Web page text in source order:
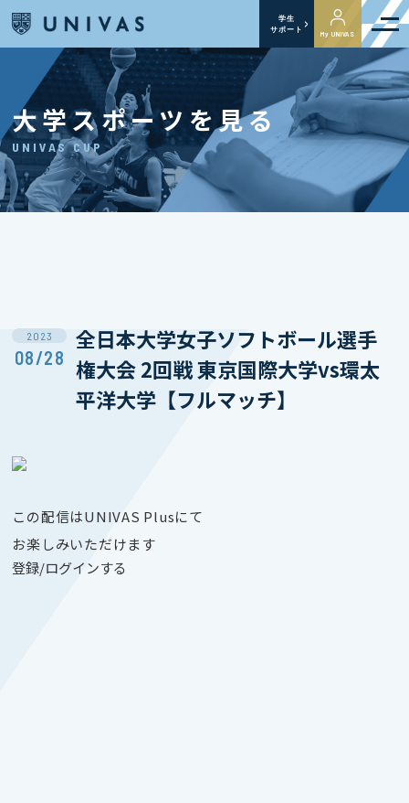
学生
サポート
My UNIVAS
大学スポーツを見る
UNIVAS CUP
2023
08/28
全日本大学女子ソフトボール選手
権大会 2回戦 東京国際大学vs環太
平洋大学【フルマッチ】
この配信はUNIVAS Plusにて
お楽しみいただけます
登録/ログインする